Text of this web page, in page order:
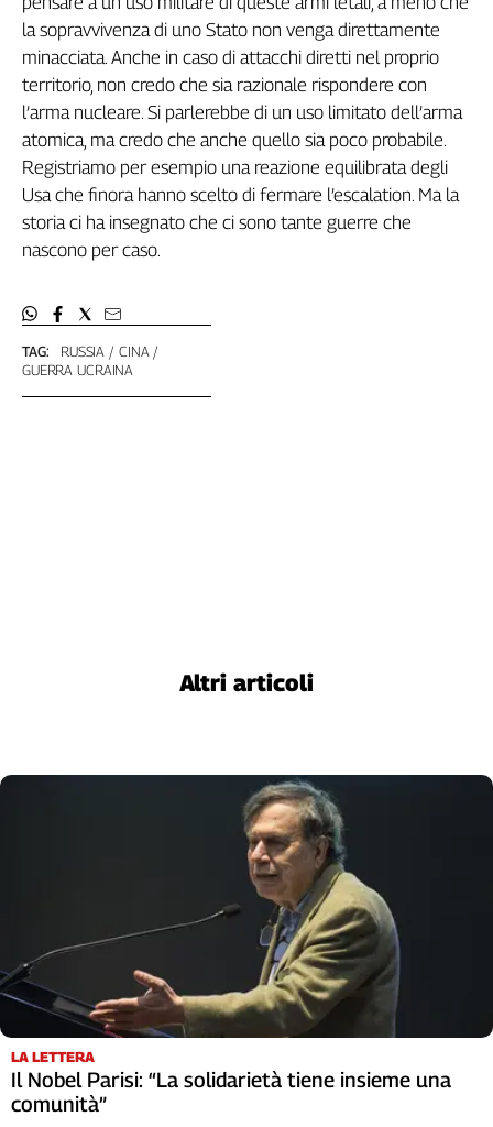
TAG: RUSSIA
CINA
GUERRA UCRAINA
la sopravvivenza di uno Stato non venga direttamente
minacciata. Anche in caso di attacchi diretti nel proprio
territorio, non credo che sia razionale rispondere con
l’arma nucleare. Si parlerebbe di un uso limitato dell’arma
atomica, ma credo che anche quello sia poco probabile.
Registriamo per esempio una reazione equilibrata degli
Usa che finora hanno scelto di fermare l’escalation. Ma la
storia ci ha insegnato che ci sono tante guerre che
nascono per caso.
Altri articoli
LA LETTERA
Il Nobel Parisi: “La solidarietà tiene insieme una
comunità”